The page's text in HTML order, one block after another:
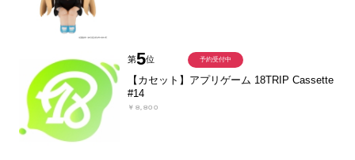
第5位
【カセット】アプリゲーム 18TRIP Cassette
#14
￥8,800
予約受付中